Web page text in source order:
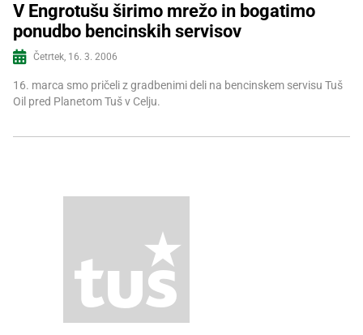
Več informacij
V Engrotušu širimo mrežo in bogatimo
ponudbo bencinskih servisov
Četrtek, 16. 3. 2006
16. marca smo pričeli z gradbenimi deli na bencinskem servisu Tuš
Oil pred Planetom Tuš v Celju.